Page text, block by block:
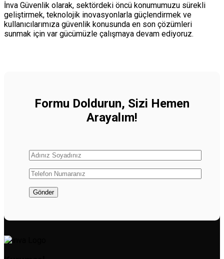
İnva Güvenlik olarak, sektördeki öncü konumumuzu sürekli
geliştirmek, teknolojik inovasyonlarla güçlendirmek ve
kullanıcılarımıza güvenlik konusunda en son çözümleri
sunmak için var gücümüzle çalışmaya devam ediyoruz.
Formu Doldurun, Sizi Hemen
Arayalım!